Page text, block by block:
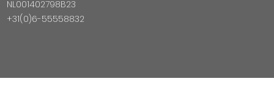
NL001402798B23
+31(0)6-55558832